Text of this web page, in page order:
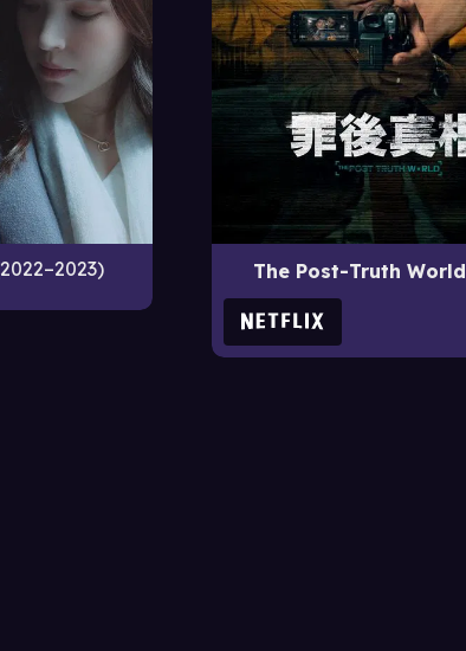
2022–2023 The Post-Truth World